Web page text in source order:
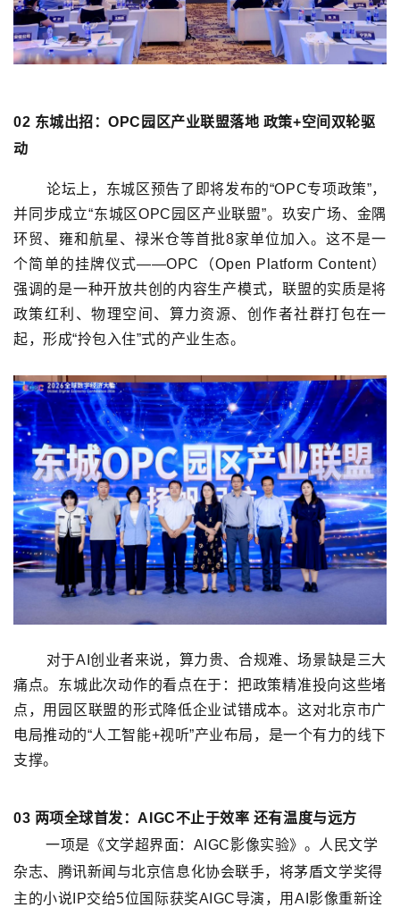
02 东城出招：OPC园区产业联盟落地 政策+空间双轮驱
动
论坛上，东城区预告了即将发布的“OPC专项政策”，
并同步成立“东城区OPC园区产业联盟”。玖安广场、金隅
环贸、雍和航星、禄米仓等首批8家单位加入。这不是一
个简单的挂牌仪式——OPC（Open Platform Content）
强调的是一种开放共创的内容生产模式，联盟的实质是将
政策红利、物理空间、算力资源、创作者社群打包在一
起，形成“拎包入住”式的产业生态。
对于AI创业者来说，算力贵、合规难、场景缺是三大
痛点。东城此次动作的看点在于：把政策精准投向这些堵
点，用园区联盟的形式降低企业试错成本。这对北京市广
电局推动的“人工智能+视听”产业布局，是一个有力的线下
支撑。
03 两项全球首发： AIGC不止于效率 还有温度与远方
一项是《文学超界面：AIGC影像实验》。
人民文学
杂志、腾讯新闻与北京信息化协会联手，将茅盾文学奖得
主的小说IP交给5位国际获奖AIGC导演，用AI影像重新诠